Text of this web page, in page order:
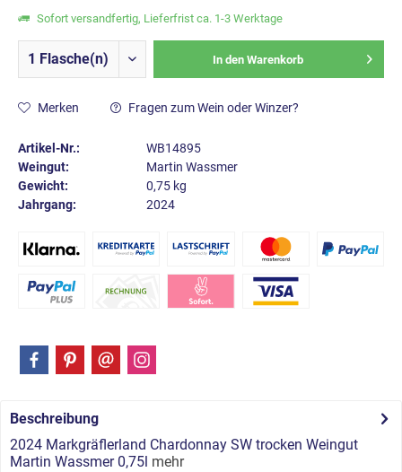
Sofort versandfertig, Lieferfrist ca. 1-3 Werktage
In den Warenkorb
Merken Fragen zum Wein oder Winzer?
Artikel-Nr.:
WB14895
Weingut:
Martin Wassmer
Gewicht:
0,75 kg
Jahrgang:
2024
Beschreibung
2024 Markgräflerland Chardonnay SW trocken Weingut
Martin Wassmer 0,75l mehr